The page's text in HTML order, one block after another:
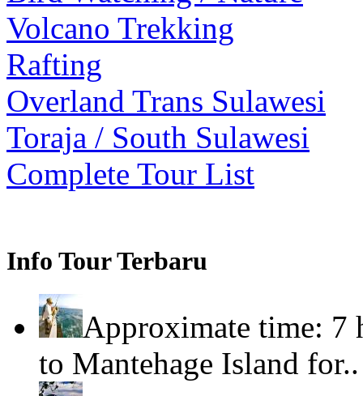
Volcano Trekking
Rafting
Overland Trans Sulawesi
Toraja / South Sulawesi
Complete Tour List
Info Tour Terbaru
Approximate time: 7
to Mantehage Island